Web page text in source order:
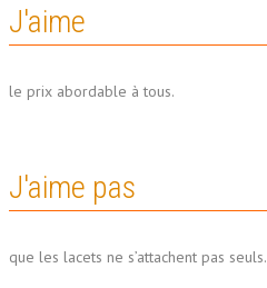
J'aime
le prix abordable à tous.
J'aime pas
que les lacets ne s’attachent pas seuls.